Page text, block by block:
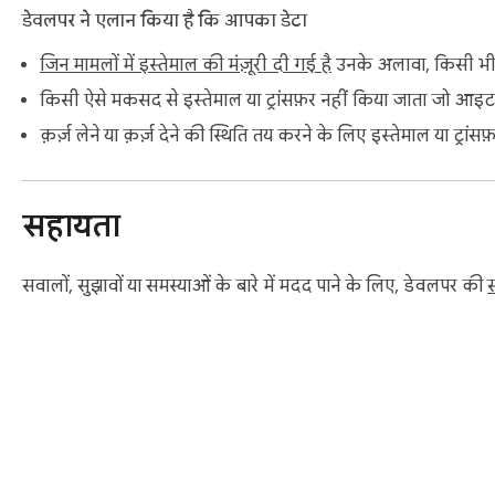
डेवलपर ने एलान किया है कि आपका डेटा
जिन मामलों में इस्तेमाल की मंज़ूरी दी गई हैउनके अलावा, किसी भी
किसी ऐसे मकसद से इस्तेमाल या ट्रांसफ़र नहीं किया जाता जो
क़र्ज़ लेने या क़र्ज़ देने की स्थिति तय करने के लिए इस्तेमाल या
सहायता
सवालों, सुझावों या समस्याओं के बारे में मदद पाने के लिए, डेवलपर की